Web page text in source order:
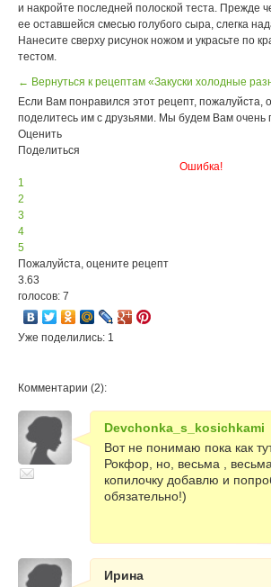
и накройте последней полоской теста. Прежде
ее оставшейся смесью голубого сыра, слегка
Нанесите сверху рисунок ножом и украсьте по
тестом.
← Вернуться к рецептам «Закуски холодные
Если Вам понравился этот рецепт, пожалуйста,
поделитесь им с друзьями. Мы будем Вам очень
Оценить
Поделиться
Ошибка!
1
2
3
4
5
Пожалуйста, оцените рецепт
3.63
голосов: 7
Уже поделились: 1
Комментарии (2):
Devchonka_s_kosichkami
Вот не понимаю пока как
Рокфор, но, весьма ,
копилочку добавлю и
обязательно!)
Ирина